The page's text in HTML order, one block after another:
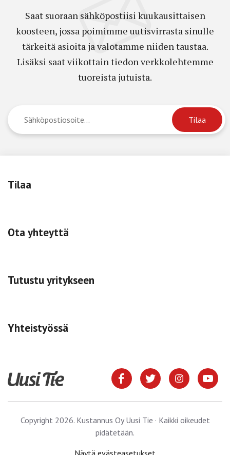
Saat suoraan sähköpostiisi kuukausittaisen
koosteen, jossa poimimme uutisvirrasta sinulle
tärkeitä asioita ja valotamme niiden taustaa.
Lisäksi saat viikottain tiedon verkkolehtemme
tuoreista jutuista.
Tilaa
Ota yhteyttä
Tutustu yritykseen
Yhteistyössä
Copyright 2026. Kustannus Oy Uusi Tie · Kaikki oikeudet
pidätetään.